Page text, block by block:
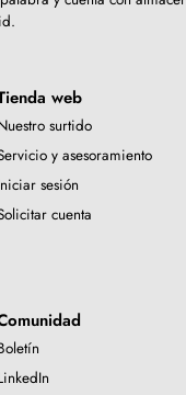
web
surtido
y asesoramiento
sesión
cuenta